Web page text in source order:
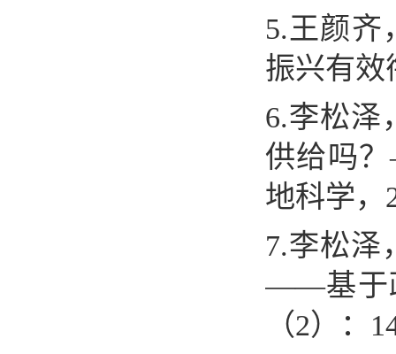
5.王颜齐
振兴有效
6.李松泽
供给吗？
地科学，
7.李松泽
——基于
（2）：